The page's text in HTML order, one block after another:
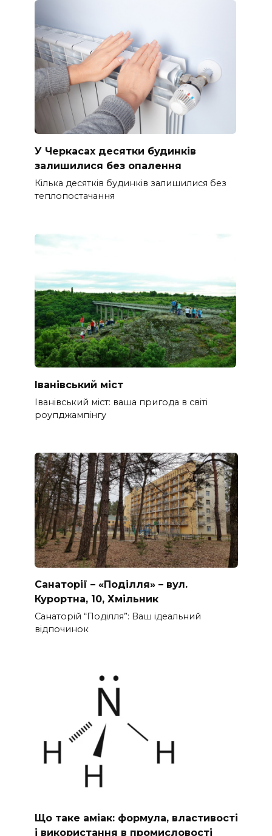
У Черкасах десятки будинків
залишилися без опалення
Кілька десятків будинків залишилися без
теплопостачання
Іванівський міст
Іванівський міст: ваша пригода в світі
роупджампінгу
Санаторії – «Поділля» – вул.
Курортна, 10, Хмільник
Санаторій “Поділля”: Ваш ідеальний
відпочинок
Що таке аміак: формула, властивості
і використання в промисловості